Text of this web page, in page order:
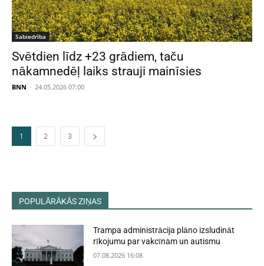
Sabiedrība
Svētdien līdz +23 grādiem, taču
nākamnedēļ laiks strauji mainīsies
BNN - 24.05.2026 07:00
1 2 3
POPULĀRĀKĀS ZIŅAS
Trampa administrācija plāno izsludināt
rīkojumu par vakcīnām un autismu
07.08.2026 16:08